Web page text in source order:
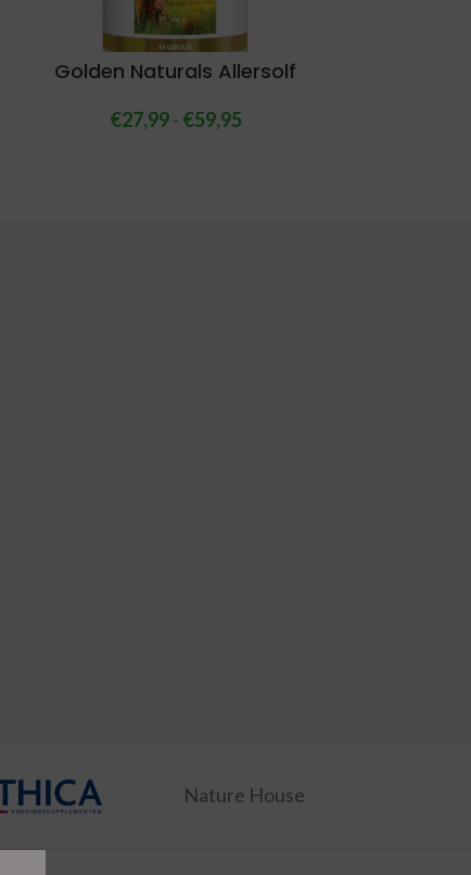
Golden Naturals Allersolf
€27,99- €59,95
Nature House